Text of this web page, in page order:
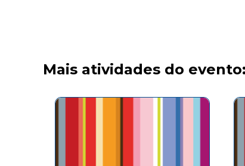
Mais atividades do evento: